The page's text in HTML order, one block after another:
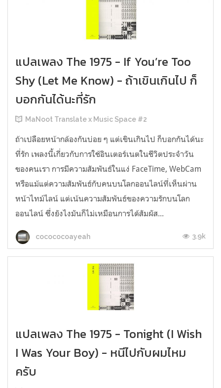
แปลเพลง The 1975 - If You’re Too
Shy (Let Me Know) - ถ้าเขินเกินไป ก็
บอกกันได้นะที่รัก
MaNoot Translate x Music Space #2
ถ้าเปลือยหน้ากล้องกันบ่อย ๆ แต่เขินเกินไป ก็บอกกันได้นะ
ที่รัก เพลงนี้เกี่ยวกับการใช้อินเตอร์เนตในชีวิตประจำวัน
ของคนเรา การมีความสัมพันธ์ในแง่ FaceTime, WebCam
หรือแม้แต่ความสัมพันธ์กับคนบนโลกออนไลน์ที่เห็นผ่าน
หน้าไทม์ไลน์ แต่เน้นความสัมพันธ์ของความรักบนโลก
ออนไลน์ ซึ่งยังไงมันก็ไม่เหมือนการได้สัมผัส...
cocococoayeah 3.9k
แปลเพลง The 1975 - Tonight (I Wish
I Was Your Boy) - หนีไปกับผมไหม
ครับ